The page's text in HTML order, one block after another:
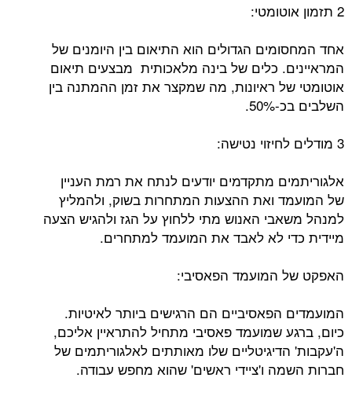
2 תזמון אוטומטי:
אחד המחסומים הגדולים הוא התיאום בין היומנים של
המראיינים. כלים של בינה מלאכותית מבצעים תיאום
אוטומטי של ראיונות, מה שמקצר את זמן ההמתנה בין
השלבים בכ-50%.
3 מודלים לחיזוי נטישה:
אלגוריתמים מתקדמים יודעים לנתח את רמת העניין
של המועמד ואת ההצעות המתחרות בשוק, ולהמליץ
למנהל משאבי האנוש מתי ללחוץ על הגז ולהגיש הצעה
מיידית כדי לא לאבד את המועמד למתחרים.
האפקט של המועמד הפאסיבי:
המועמדים הפאסיביים הם הרגישים ביותר לאיטיות.
כיום, ברגע שמועמד פאסיבי מתחיל להתראיין אליכם,
ה'עקבות' הדיגיטליים שלו מאותתים לאלגוריתמים של
חברות השמה ו'ציידי ראשים' שהוא מחפש עבודה.